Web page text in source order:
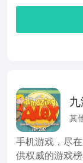
其
手机游戏，尽
供权威的游戏